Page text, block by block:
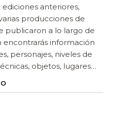
anteriores,
producciones de
publicaron a lo largo de
encontrarás información
personajes, niveles de
objetos, lugares…